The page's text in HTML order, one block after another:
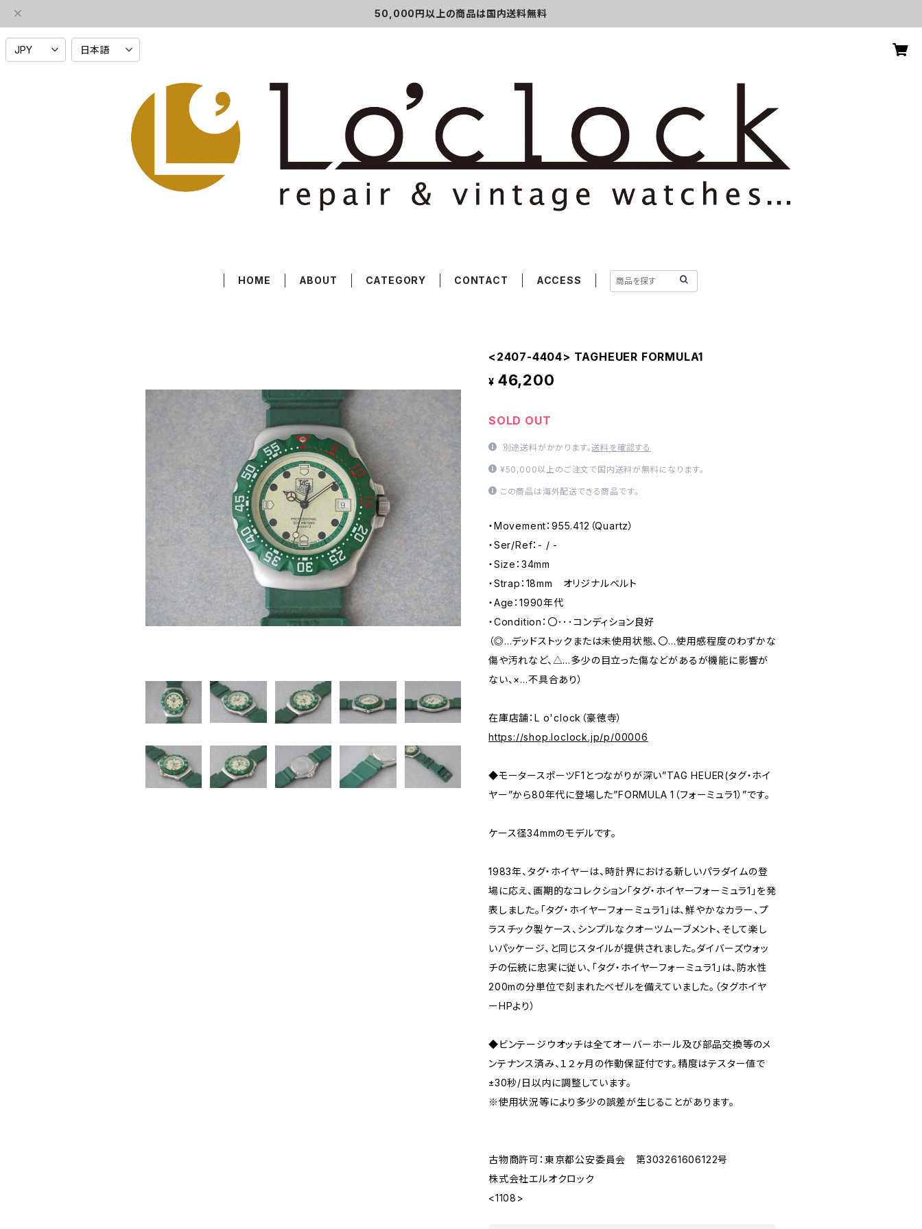
50,000円以上の商品は国内送料無料
HOME ABOUT CATEGORY CONTACT ACCESS
<2407-4404> TAGHEUER FORMULA1
¥ 46,200
SOLD OUT
別途送料がかかります。送料を確認する
¥50,000以上のご注文で国内送料が無料になります。
この商品は海外配送できる商品です。
・Movement：955.412（Quartz）
・Ser/Ref：- / -
・Size：34mm
・Strap：18mm オリジナルベルト
・Age：1990年代
・Condition：〇･･･コンディション良好
（◎…デッドストックまたは未使用状態、〇…使用感程度のわずかな
傷や汚れなど、△…多少の目立った傷などがあるが機能に影響が
ない、×…不具合あり）
在庫店舗：L o'clock（豪徳寺）
https://shop.loclock.jp/p/00006
◆モータースポーツF1とつながりが深い”TAG HEUER(タグ・ホイ
ヤー”から80年代に登場した”FORMULA 1（フォーミュラ1）”です。
ケース径34mmのモデルです。
1983年、タグ・ホイヤーは、時計界における新しいパラダイムの登
場に応え、画期的なコレクション「タグ・ホイヤーフォーミュラ1」を発
表しました。「タグ・ホイヤーフォーミュラ1」は、鮮やかなカラー、プ
ラスチック製ケース、シンプルなクオーツムーブメント、そして楽し
いパッケージ、と同じスタイルが提供されました。ダイバーズウォッ
チの伝統に忠実に従い、「タグ・ホイヤーフォーミュラ1」は、防水性
200mの分単位で刻まれたベゼルを備えていました。（タグホイヤ
ーHPより）
◆ビンテージウオッチは全てオーバーホール及び部品交換等のメ
ンテナンス済み、１２ヶ月の作動保証付です。精度はテスター値で
±30秒/日以内に調整しています。
※使用状況等により多少の誤差が生じることがあります。
古物商許可：東京都公安委員会 第303261606122号
株式会社エルオクロック
<1108>